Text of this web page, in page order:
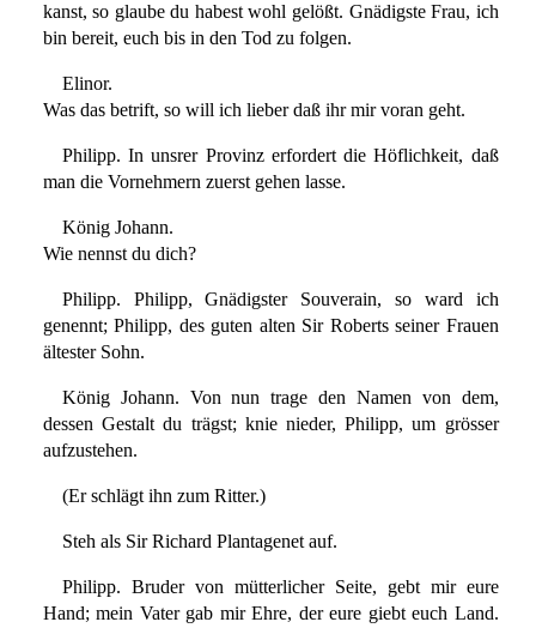
kanst, so glaube du habest wohl gelößt. Gnädigste Frau, ich
bin bereit, euch bis in den Tod zu folgen.
Elinor.
Was das betrift, so will ich lieber daß ihr mir voran geht.
Philipp. In unsrer Provinz erfordert die Höflichkeit, daß
man die Vornehmern zuerst gehen lasse.
König Johann.
Wie nennst du dich?
Philipp. Philipp, Gnädigster Souverain, so ward ich
genennt; Philipp, des guten alten Sir Roberts seiner Frauen
ältester Sohn.
König Johann. Von nun trage den Namen von dem,
dessen Gestalt du trägst; knie nieder, Philipp, um grösser
aufzustehen.
(Er schlägt ihn zum Ritter.)
Steh als Sir Richard Plantagenet auf.
Philipp. Bruder von mütterlicher Seite, gebt mir eure
Hand; mein Vater gab mir Ehre, der eure giebt euch Land.